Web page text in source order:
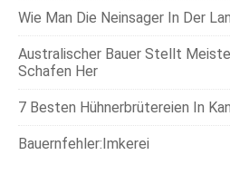
Wie Man Die Neinsager In Der
Australischer Bauer Stellt
Schafen Her
7 Besten Hühnerbrütereien In
Bauernfehler:Imkerei